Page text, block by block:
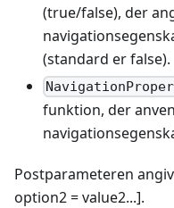
(true/false), der
(standard er false).
funktion, der
Postparameteren
option2 = value2...].